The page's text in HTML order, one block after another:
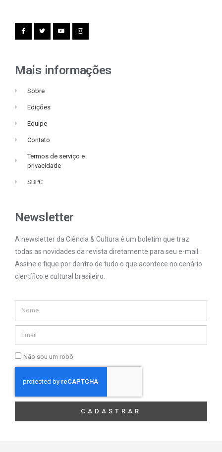
Mais informações
Sobre
Edições
Equipe
Contato
Termos de serviço e
privacidade
SBPC
Newsletter
A newsletter da Ciência & Cultura é um boletim que traz
todas as novidades da revista diretamente para seu e-mail.
Assine e fique por dentro de tudo o que acontece no cenário
científico e cultural brasileiro.
Não sou um robô
CADASTRAR